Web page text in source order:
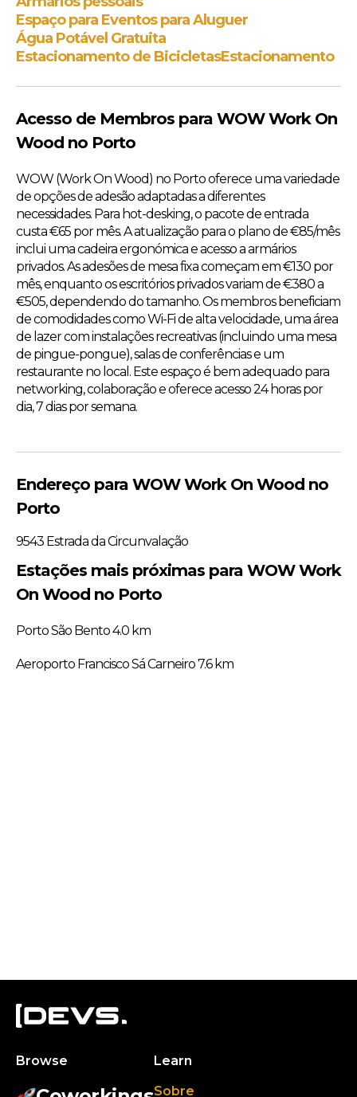
Espaço para Eventos para Aluguer
Água Potável Gratuita
Estacionamento de BicicletasEstacionamento
Acesso de Membros para WOW Work On
Wood no Porto
WOW (Work On Wood) no Porto oferece uma variedade
de opções de adesão adaptadas a diferentes
necessidades. Para hot-desking, o pacote de entrada
custa €65 por mês. A atualização para o plano de €85/mês
inclui uma cadeira ergonómica e acesso a armários
privados. As adesões de mesa fixa começam em €130 por
mês, enquanto os escritórios privados variam de €380 a
€505, dependendo do tamanho. Os membros beneficiam
de comodidades como Wi-Fi de alta velocidade, uma área
de lazer com instalações recreativas (incluindo uma mesa
de pingue-pongue), salas de conferências e um
restaurante no local. Este espaço é bem adequado para
networking, colaboração e oferece acesso 24 horas por
dia, 7 dias por semana.
Endereço para WOW Work On Wood no
Porto
9543 Estrada da Circunvalação
Estações mais próximas para WOW Work
On Wood no Porto
Porto São Bento 4.0 km
Aeroporto Francisco Sá Carneiro 7.6 km
Browse
Learn
Sobre